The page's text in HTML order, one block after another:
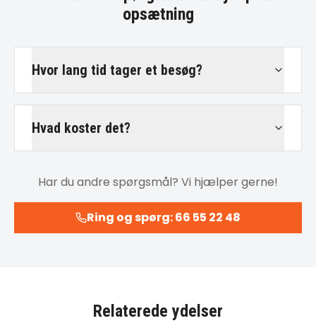
opsætning
Hvor lang tid tager et besøg?
Hvad koster det?
Har du andre spørgsmål? Vi hjælper gerne!
Ring og spørg: 66 55 22 48
Relaterede ydelser